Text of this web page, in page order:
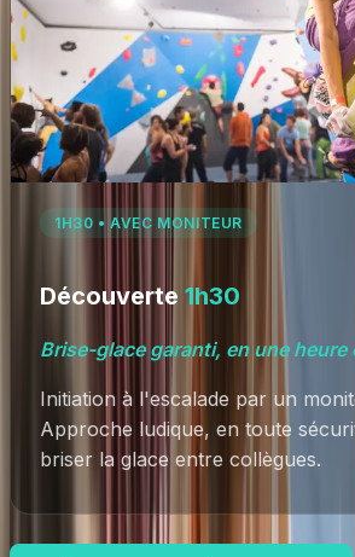
1H30 • AVEC MONITEUR
Découverte 1h30
Brise-glace garanti, en une heure
Initiation à l'escalade par un
Approche ludique, en toute
briser la glace entre collègues.